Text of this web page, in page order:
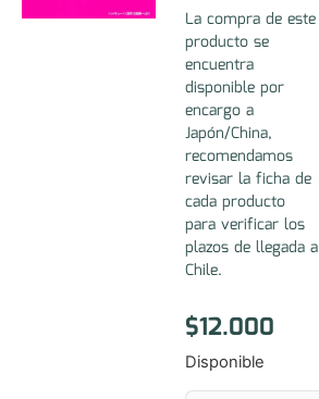
La compra de este
producto se
encuentra
disponible por
encargo a
Japón/China,
recomendamos
revisar la ficha de
cada producto
para verificar los
plazos de llegada a
Chile.
$12.000
Disponible